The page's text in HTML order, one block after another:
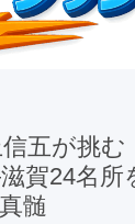
五が挑む
賀24名所
髄